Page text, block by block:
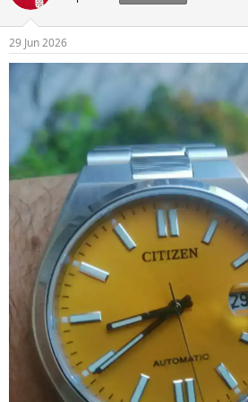
29 Jun 2026